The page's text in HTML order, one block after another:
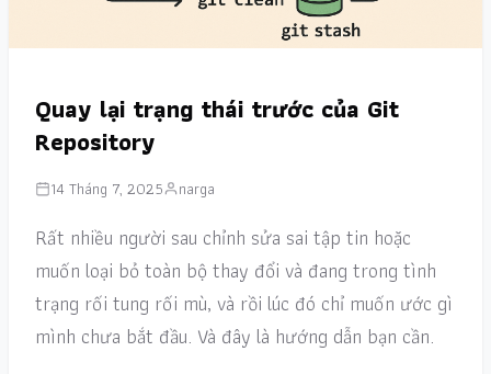
Quay lại trạng thái trước của Git
Repository
14 Tháng 7, 2025 narga
Rất nhiều người sau chỉnh sửa sai tập tin hoặc
muốn loại bỏ toàn bộ thay đổi và đang trong tình
trạng rối tung rối mù, và rồi lúc đó chỉ muốn ước gì
mình chưa bắt đầu. Và đây là hướng dẫn bạn cần.